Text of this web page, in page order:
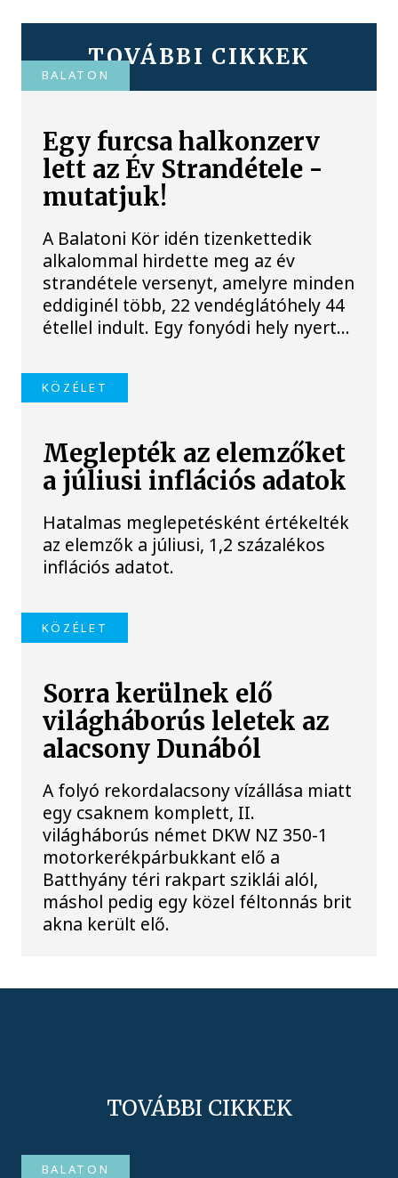
TOVÁBBI CIKKEK
BALATON
Egy furcsa halkonzerv
lett az Év Strandétele -
mutatjuk!
A Balatoni Kör idén tizenkettedik
alkalommal hirdette meg az év
strandétele versenyt, amelyre minden
eddiginél több, 22 vendéglátóhely 44
étellel indult. Egy fonyódi hely nyert...
KÖZÉLET
Meglepték az elemzőket
a júliusi inflációs adatok
Hatalmas meglepetésként értékelték
az elemzők a júliusi, 1,2 százalékos
inflációs adatot.
KÖZÉLET
Sorra kerülnek elő
világháborús leletek az
alacsony Dunából
A folyó rekordalacsony vízállása miatt
egy csaknem komplett, II.
világháborús német DKW NZ 350-1
motorkerékpárbukkant elő a
Batthyány téri rakpart sziklái alól,
máshol pedig egy közel féltonnás brit
akna került elő.
TOVÁBBI CIKKEK
BALATON